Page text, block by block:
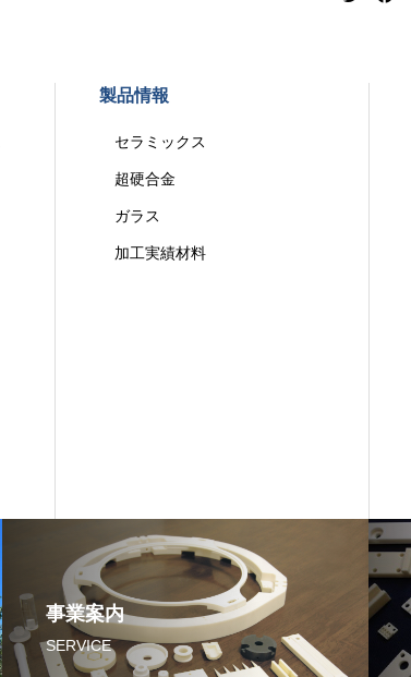
製品情報
セラミックス
超硬合金
ガラス
加工実績材料
事業案内
SERVICE